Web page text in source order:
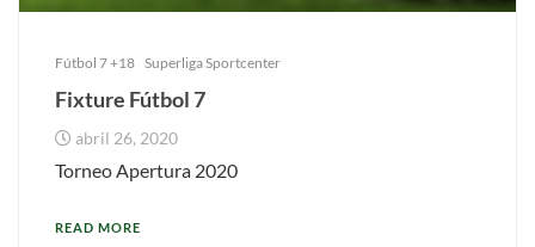
Fútbol 7 +18 Superliga Sportcenter
Fixture Fútbol 7
abril 26, 2020
Torneo Apertura 2020
READ MORE